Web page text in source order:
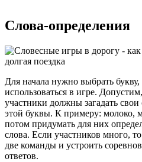
Слова-определения
Для начала нужно выбрать букву,
использоваться в игре.
участники должны загадать
этой буквы. К примеру: молоко,
потом придумать для них
слова. Если участников много,
две команды и устроить
ответов.